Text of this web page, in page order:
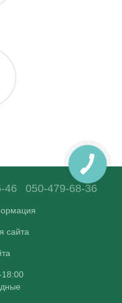
46 050-479-68-36
сайта